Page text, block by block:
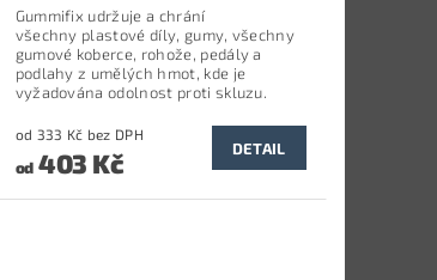
Gummifix udržuje a chrání
všechny plastové díly, gumy, všechny
gumové koberce, rohože, pedály a
podlahy z umělých hmot, kde je
vyžadována odolnost proti skluzu.
od 333 Kč bez DPH
od403 Kč DETAIL